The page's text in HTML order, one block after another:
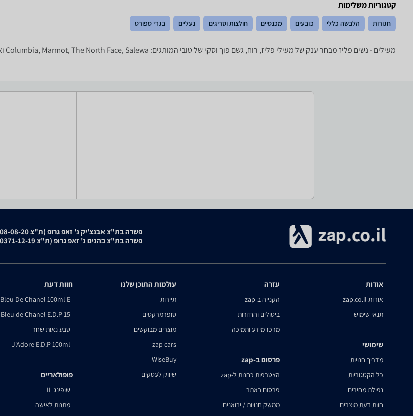
קטגוריות משלימות
חגורות הלבשה כללי כובעים מכנסיים חולצות וסריגים נעליים בגדי ספורט
מעילים - ‏נשים ‏פליז מבחר ענק של מעילי פליז, רוח, גשם פוך וסקי של טובי המותגים: Columbia, Marmot, The North Face, Salewa ואחרים.
פשרה בת"צ אבנצ'יק נ' זאפ גרופ (ת"צ 23008-08-20)
פשרה בת"צ כהנים נ' זאפ גרופ (ת"צ 60371-12-19)
אודות
אודות zap.co.il
תנאי שימוש
שימושי
מדריך חנויות
כל הקטגוריות
נפילת מחירים
חוות דעת מוצרים
עזרה
הקנייה ב-zap
ביטולים והחזרות
מרכז מידע ותמיכה
פרסום ב-zap
הצטרפות כחנות ל-zap
פרסום באתר
ממשק חנויות / יבואנים
עולמות התוכן שלנו
תיירות
סופרמרקטים
מוצרים מבוקשים
zap cars
WiseBuy
שיווק לעסקים
חוות דעת
Bleu De Chanel 100ml E.
Bleu de Chanel E.D.P 15
טבע נאות שחר
J'Adore E.D.P 100ml
פופולאריים
שופינג IL
מתנות לאישה